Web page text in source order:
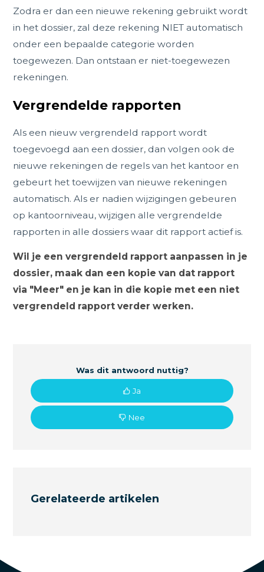
Zodra er dan een nieuwe rekening gebruikt wordt
in het dossier, zal deze rekening NIET automatisch
onder een bepaalde categorie worden
toegewezen. Dan ontstaan er niet-toegewezen
rekeningen.
Vergrendelde rapporten
Als een nieuw vergrendeld rapport wordt
toegevoegd aan een dossier, dan volgen ook de
nieuwe rekeningen de regels van het kantoor en
gebeurt het toewijzen van nieuwe rekeningen
automatisch. Als er nadien wijzigingen gebeuren
op kantoorniveau, wijzigen alle vergrendelde
rapporten in alle dossiers waar dit rapport actief is.
Wil je een vergrendeld rapport aanpassen in je
dossier, maak dan een kopie van dat rapport
via "Meer" en je kan in die kopie met een niet
vergrendeld rapport verder werken.
Was dit antwoord nuttig?
Ja
Nee
Gerelateerde artikelen